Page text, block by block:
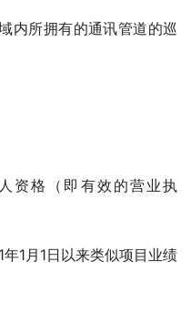
内所拥有的通讯管道的巡
资格（即有效的营业执
1月1日以来类似项目业绩